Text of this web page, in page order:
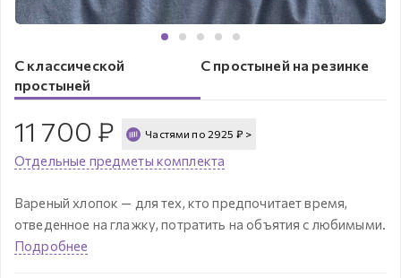
С классической
простыней
С простыней на резинке
11 700 ₽ Частями по 2925 ₽ >
Отдельные предметы комплекта
Вареный хлопок — для тех, кто предпочитает время,
отведенное на глажку, потратить на объятия с любимыми.
Подробнее